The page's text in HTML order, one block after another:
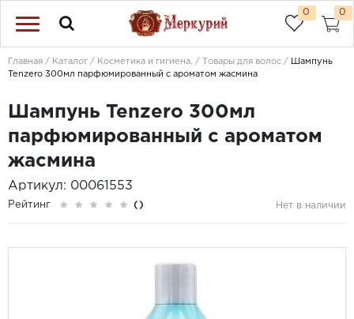
0 0
Главная Каталог Косметика и гигиена. Товары для волос
Шампунь
Tenzero 300мл парфюмированный с ароматом жасмина
Шампунь Tenzero 300мл
парфюмированный с ароматом
жасмина
Артикул: 00061553
Рейтинг () Нет в наличии